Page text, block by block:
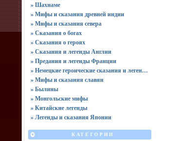
» Шахнаме
» Мифы и сказания древней индии
» Мифы и сказания севера
» Сказания о богах
» Сказания о героях
» Сказания и легенды Англии
» Предания и легенды Франции
» Немецкие героические сказания и легенды
» Мифы и сказания славян
» Былины
» Монгольские мифы
» Китайские легенды
» Легенды и сказания Японии
КАТЕГОРИИ